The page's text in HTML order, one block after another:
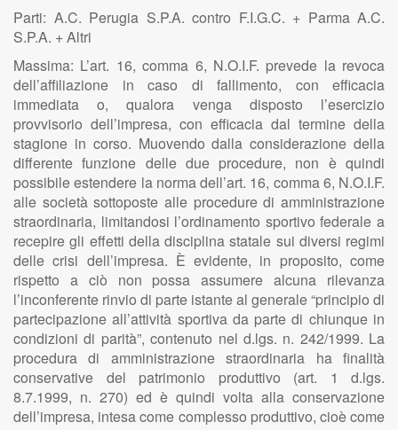
Parti: A.C. Perugia S.P.A. contro F.I.G.C. + Parma A.C.
S.P.A. + Altri
Massima: L’art. 16, comma 6, N.O.I.F. prevede la revoca
dell’affiliazione in caso di fallimento, con efficacia
immediata o, qualora venga disposto l’esercizio
provvisorio dell’impresa, con efficacia dal termine della
stagione in corso. Muovendo dalla considerazione della
differente funzione delle due procedure, non è quindi
possibile estendere la norma dell’art. 16, comma 6, N.O.I.F.
alle società sottoposte alle procedure di amministrazione
straordinaria, limitandosi l’ordinamento sportivo federale a
recepire gli effetti della disciplina statale sui diversi regimi
delle crisi dell’impresa. È evidente, in proposito, come
rispetto a ciò non possa assumere alcuna rilevanza
l’inconferente rinvio di parte istante al generale “principio di
partecipazione all’attività sportiva da parte di chiunque in
condizioni di parità”, contenuto nel d.lgs. n. 242/1999. La
procedura di amministrazione straordinaria ha finalità
conservative del patrimonio produttivo (art. 1 d.lgs.
8.7.1999, n. 270) ed è quindi volta alla conservazione
dell’impresa, intesa come complesso produttivo, cioè come